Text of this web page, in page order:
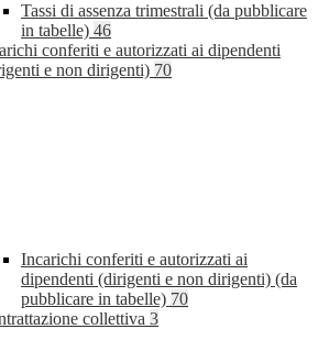
Tassi di assenza trimestrali (da pubblicare
in tabelle) 46
conferiti e autorizzati ai dipendenti
e non dirigenti) 70
Incarichi conferiti e autorizzati ai
dipendenti (dirigenti e non dirigenti) (da
pubblicare in tabelle) 70
collettiva 3